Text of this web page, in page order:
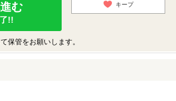
む
!!
キープ
保管をお願いします。